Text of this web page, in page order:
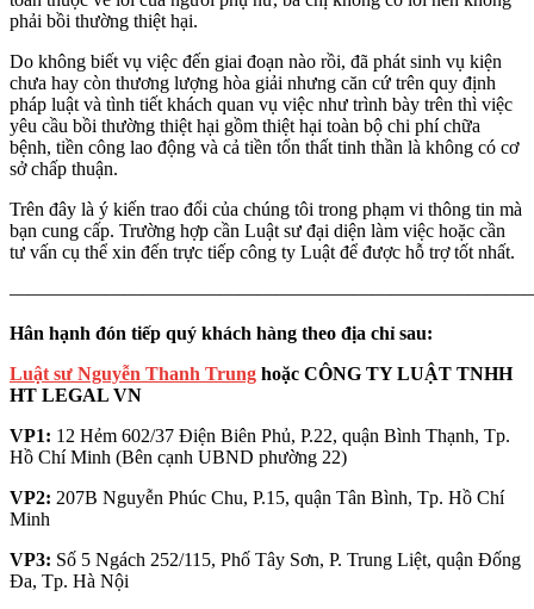
phải bồi thường thiệt hại.
Do không biết vụ việc đến giai đoạn nào rồi, đã phát sinh vụ kiện
chưa hay còn thương lượng hòa giải nhưng căn cứ trên quy định
pháp luật và tình tiết khách quan vụ việc như trình bày trên thì việc
yêu cầu bồi thường thiệt hại gồm thiệt hại toàn bộ chi phí chữa
bệnh, tiền công lao động và cả tiền tổn thất tinh thần là không có cơ
sở chấp thuận.
Trên đây là ý kiến trao đổi của chúng tôi trong phạm vi thông tin mà
bạn cung cấp. Trường hợp cần Luật sư đại diện làm việc hoặc cần
tư vấn cụ thể xin đến trực tiếp công ty Luật để được hỗ trợ tốt nhất.
Hân hạnh đón tiếp quý khách hàng theo địa chỉ sau:
Luật sư Nguyễn Thanh Trung hoặc CÔNG TY LUẬT TNHH
HT LEGAL VN
VP1: 12 Hẻm 602/37 Điện Biên Phủ, P.22, quận Bình Thạnh, Tp.
Hồ Chí Minh (Bên cạnh UBND phường 22)
VP2: 207B Nguyễn Phúc Chu, P.15, quận Tân Bình, Tp. Hồ Chí
Minh
VP3: Số 5 Ngách 252/115, Phố Tây Sơn, P. Trung Liệt, quận Đống
Đa, Tp. Hà Nội